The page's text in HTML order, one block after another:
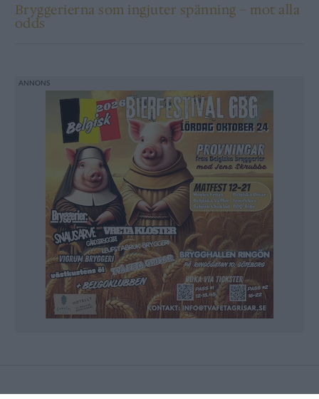
Bryggerierna som ingjuter spänning – mot alla
odds